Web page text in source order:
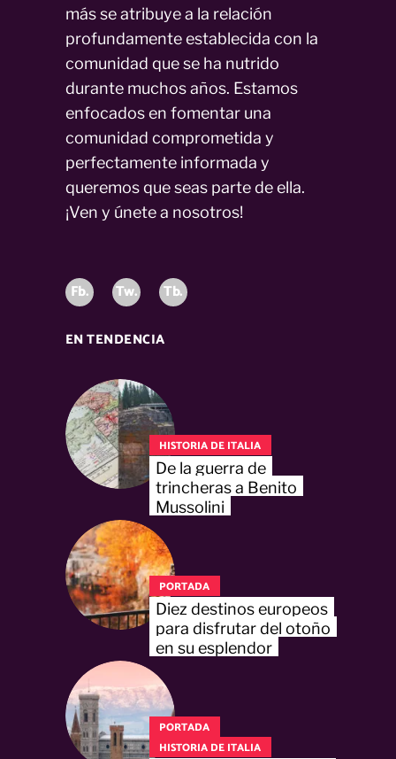
más se atribuye a la relación
profundamente establecida con la
comunidad que se ha nutrido
durante muchos años. Estamos
enfocados en fomentar una
comunidad comprometida y
perfectamente informada y
queremos que seas parte de ella.
¡Ven y únete a nosotros!
Fb. Tw. Tb.
EN TENDENCIA
HISTORIA DE ITALIA
De la guerra de
trincheras a Benito
Mussolini
PORTADA
Diez destinos europeos
para disfrutar del otoño
en su esplendor
PORTADA
HISTORIA DE ITALIA